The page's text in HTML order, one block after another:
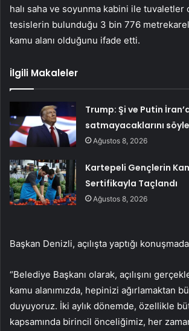
halı saha ve soyunma kabini ile tuvaletler
tesislerin bulunduğu 3 bin 776
kamu alanı olduğunu ifade etti.
İlgili Makaleler
Trump: Şi ve Putin
satmayacaklarını
Ağustos 8, 2026
Kartepeli Gençlerin
Sertifikayla Taçlandı
Ağustos 8, 2026
Başkan Denizli, açılışta yaptığı
“Belediye Başkanı olarak, açılışını
kamu alanımızda, hepinizi ağırlamaktan
duyuyoruz. İki aylık dönemde, özellikle
kapsamında birincil önceliğimiz, her